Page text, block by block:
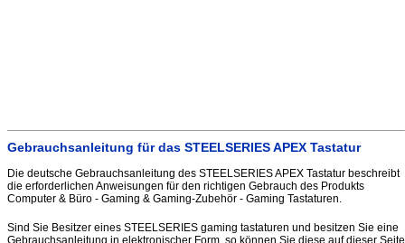
Gebrauchsanleitung für das STEELSERIES APEX Tastatur
Die deutsche Gebrauchsanleitung des STEELSERIES APEX Tastatur beschreibt
die erforderlichen Anweisungen für den richtigen Gebrauch des Produkts
Computer & Büro - Gaming & Gaming-Zubehör - Gaming Tastaturen.
Sind Sie Besitzer eines STEELSERIES gaming tastaturen und besitzen Sie eine
Gebrauchsanleitung in elektronischer Form, so können Sie diese auf dieser Seite